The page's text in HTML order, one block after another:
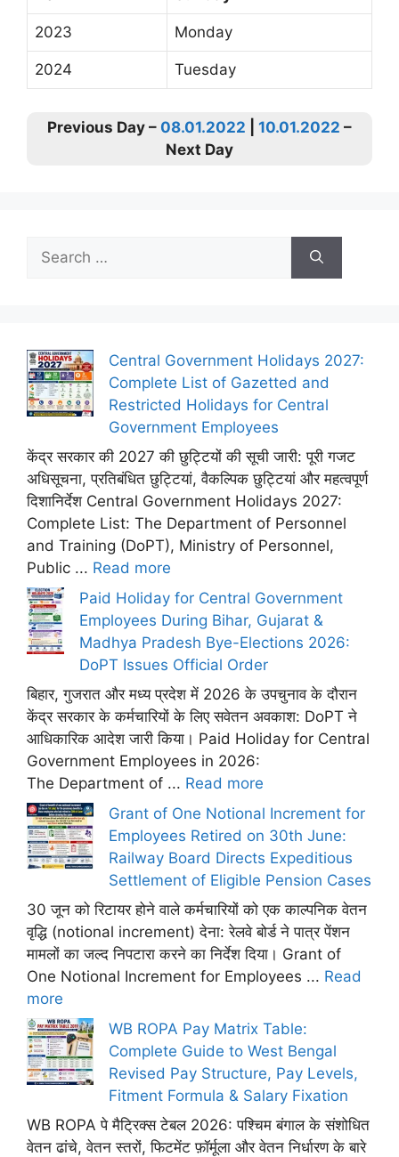
2023 Monday
2024 Tuesday
Previous Day – 08.01.2022 10.01.2022 –
Next Day
for:
Central Government Holidays 2027:
Complete List of Gazetted and
Restricted Holidays for Central
Government Employees
केंद्र सरकार की 2027 की छुट्टियों की सूची जारी: पूरी गजट
अधिसूचना, प्रतिबंधित छुट्टियां, वैकल्पिक छुट्टियां और महत्वपूर्ण
दिशानिर्देश Central Government Holidays 2027:
Complete List: The Department of Personnel
and Training (DoPT), Ministry of Personnel,
Public ... Read more
Paid Holiday for Central Government
Employees During Bihar, Gujarat &
Madhya Pradesh Bye-Elections 2026:
DoPT Issues Official Order
बिहार, गुजरात और मध्य प्रदेश में 2026 के उपचुनाव के दौरान
केंद्र सरकार के कर्मचारियों के लिए सवेतन अवकाश: DoPT ने
आधिकारिक आदेश जारी किया। Paid Holiday for Central
Government Employees in 2026:
The Department of ... Read more
Grant of One Notional Increment for
Employees Retired on 30th June:
Railway Board Directs Expeditious
Settlement of Eligible Pension Cases
30 जून को रिटायर होने वाले कर्मचारियों को एक काल्पनिक वेतन
वृद्धि (notional increment) देना: रेलवे बोर्ड ने पात्र पेंशन
मामलों का जल्द निपटारा करने का निर्देश दिया। Grant of
One Notional Increment for Employees ... Read
more
WB ROPA Pay Matrix Table:
Complete Guide to West Bengal
Revised Pay Structure, Pay Levels,
Fitment Formula & Salary Fixation
WB ROPA पे मैट्रिक्स टेबल 2026: पश्चिम बंगाल के संशोधित
वेतन ढांचे, वेतन स्तरों, फिटमेंट फ़ॉर्मूला और वेतन निर्धारण के बारे